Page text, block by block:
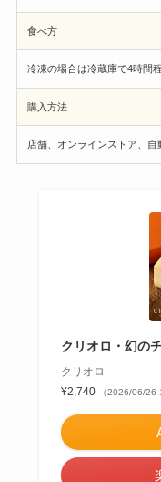
食べ方
冷凍の場合は冷蔵庫で4時間
購入方法
店舗、オンラインストア、自
クリオロ・幻の
クリオロ
¥2,740
（2026/06/26